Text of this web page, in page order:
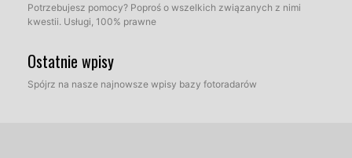
Potrzebujesz pomocy? Poproś o wszelkich związanych z nimi
kwestii. Usługi, 100% prawne
Ostatnie wpisy
Spójrz na nasze najnowsze wpisy bazy fotoradarów